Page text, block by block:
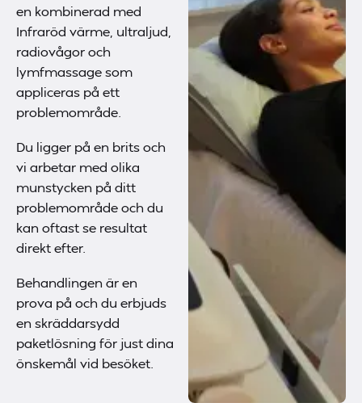
en kombinerad med
Infraröd värme, ultraljud,
radiovågor och
lymfmassage som
appliceras på ett
problemområde.
Du ligger på en brits och
vi arbetar med olika
munstycken på ditt
problemområde och du
kan oftast se resultat
direkt efter.
Behandlingen är en
prova på och du erbjuds
en skräddarsydd
paketlösning för just dina
önskemål vid besöket.